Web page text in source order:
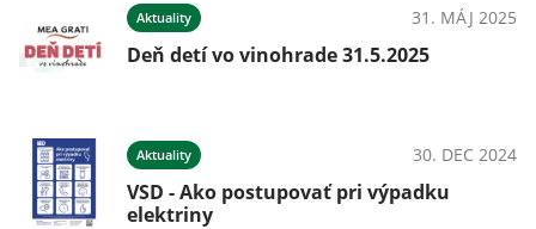
Aktuality 31. MÁJ 2025
Deň detí vo vinohrade 31.5.2025
Aktuality 30. DEC 2024
VSD - Ako postupovať pri výpadku
elektriny